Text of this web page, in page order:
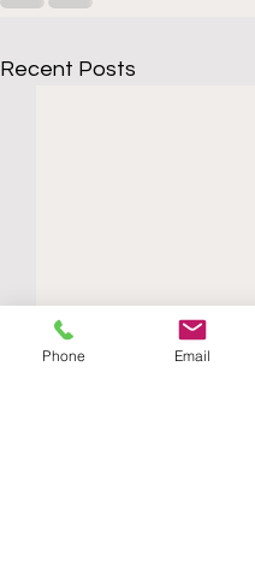
Recent Posts
Phone Email